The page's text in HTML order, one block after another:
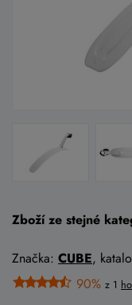
Zboží ze stejné
Značka: CUBE,
90% z 1